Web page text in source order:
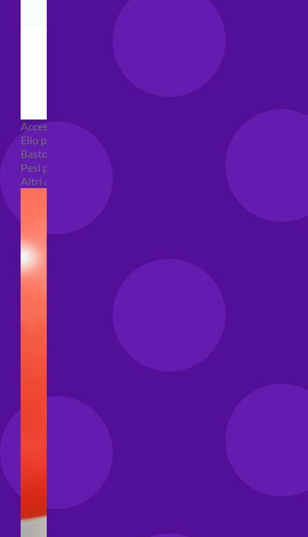
Accessori e Attrezzatura palloncini
Elio per palloncini
Bastoncini per palloncini
Pesi per palloncini
Altri accessori palloncini